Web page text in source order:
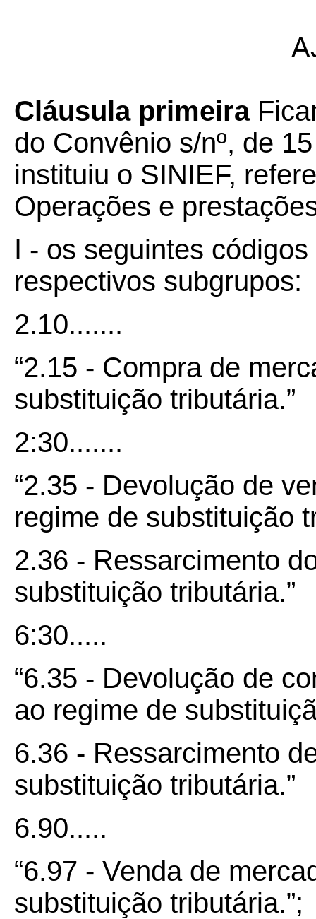
Cláusula primeira
do Convênio s/nº, de
instituiu o SINIEF,
Operações e
I - os seguintes
respectivos subgrupos:
2.10.......
“2.15 - Compra de
substituição tributária.”
2:30.......
“2.35 - Devolução de
regime de substituição
2.36 - Ressarcimento
substituição tributária.”
6:30.....
“6.35 - Devolução de
ao regime de
6.36 - Ressarcimento
substituição tributária.”
6.90.....
“6.97 - Venda de
substituição tributária.”;